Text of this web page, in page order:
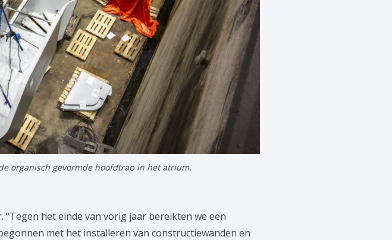
organisch gevormde hoofdtrap in het atrium.
het einde van vorig jaar bereikten we een
met het installeren van constructiewanden en